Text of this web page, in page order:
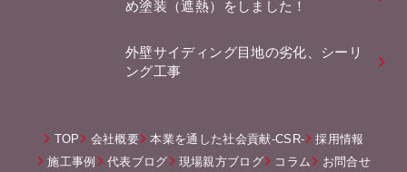
め塗装（遮熱）をしました！
外壁サイディング目地の劣化、シーリ
ング工事
TOP 会社概要 本業を通した社会貢献-CSR-
採用情報
施工事例
代表ブログ 現場親方ブログ コラム お問合せ